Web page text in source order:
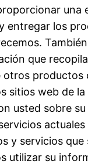
una
entregar los
que
otros productos
sitios web de la
usted sobre
actuales
y servicios que
utilizar su